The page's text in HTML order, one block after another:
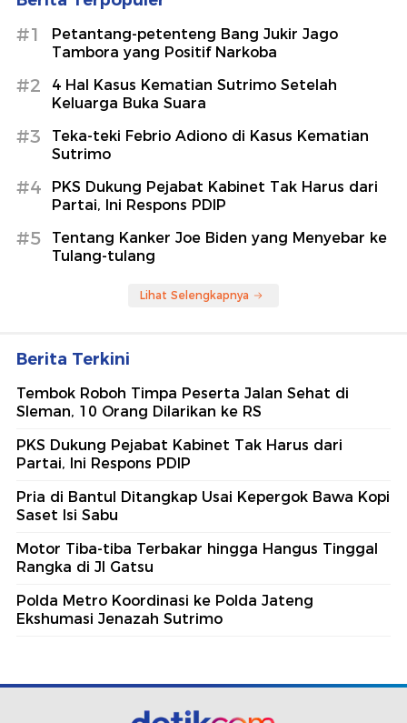
#1
Petantang-petenteng Bang Jukir Jago
Tambora yang Positif Narkoba
#2
4 Hal Kasus Kematian Sutrimo Setelah
Keluarga Buka Suara
#3
Teka-teki Febrio Adiono di Kasus Kematian
Sutrimo
#4
PKS Dukung Pejabat Kabinet Tak Harus dari
Partai, Ini Respons PDIP
#5
Tentang Kanker Joe Biden yang Menyebar ke
Tulang-tulang
Lihat Selengkapnya
Berita Terkini
Tembok Roboh Timpa Peserta Jalan Sehat di
Sleman, 10 Orang Dilarikan ke RS
PKS Dukung Pejabat Kabinet Tak Harus dari
Partai, Ini Respons PDIP
Pria di Bantul Ditangkap Usai Kepergok Bawa Kopi
Saset Isi Sabu
Motor Tiba-tiba Terbakar hingga Hangus Tinggal
Rangka di Jl Gatsu
Polda Metro Koordinasi ke Polda Jateng
Ekshumasi Jenazah Sutrimo